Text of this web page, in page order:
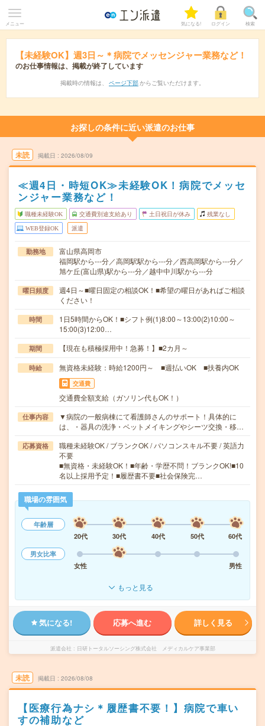
メニュー 気になる! ログイン 検索
【未経験OK】週3日～＊病院でメッセンジャー業務など！
のお仕事情報は、掲載が終了しています
掲載時の情報は、 ページ下部 からご覧いただけます。
お探しの条件に近い派遣のお仕事
未読 掲載日 2026/08/09
≪週4日・時短OK≫未経験OK！病院でメッセ
ンジャー業務など！
職種未経験OK 交通費別途支給あり 土日祝日が休み 残業なし
WEB登録OK 派遣
勤務地
富山県高岡市
福岡駅から---分／高岡駅駅から---分／西高岡駅から---分／
旭ケ丘(富山県)駅から---分／越中中川駅から---分
曜日頻度
週4日～■曜日固定の相談OK！■希望の曜日があればご相談
ください！
時間
1日5時間からOK！■シフト例(1)8:00～13:00(2)10:00～
15:00(3)12:00…
期間 【現在も積極採用中！急募！】■2カ月～
時給 無資格未経験：時給1200円～ ■週払いOK ■扶養内OK
交通費
交通費全額支給（ガソリン代もOK！）
仕事内容
▼病院の一般病棟にて看護師さんのサポート！具体的に
は、・器具の洗浄・ベットメイキングやシーツ交換・移…
応募資格
職種未経験OK / ブランクOK / パソコンスキル不要 / 英語力
不要
■無資格・未経験OK！■年齢・学歴不問！ブランクOK!■10
名以上採用予定！■履歴書不要■社会保険完…
職場の雰囲気
年齢層
20代
30代 40代 50代
60代
男女比率
女性
男性
もっと見る
気になる! 応募へ進む 詳しく見る
派遣会社 日研トータルソーシング株式会社 メディカルケア事業部
未読 掲載日 2026/08/08
【医療行為ナシ＊履歴書不要！】病院で車い
すの補助など